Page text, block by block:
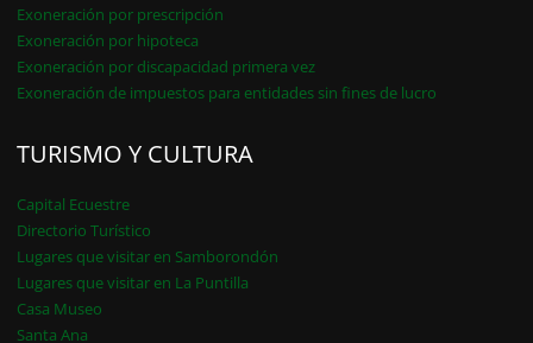
Exoneración por prescripción
Exoneración por hipoteca
Exoneración por discapacidad primera vez
Exoneración de impuestos para entidades sin fines de lucro
TURISMO Y CULTURA
Capital Ecuestre
Directorio Turístico
Lugares que visitar en Samborondón
Lugares que visitar en La Puntilla
Casa Museo
Santa Ana